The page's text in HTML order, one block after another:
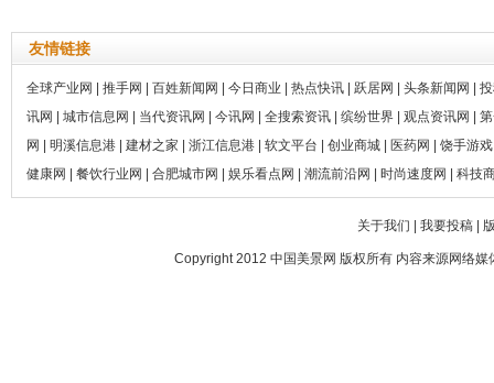
友情链接
全球产业网 推手网 百姓新闻网 今日商业 热点快讯 跃居网 头条新闻网
讯网
城市信息网 当代资讯网 今讯网 全搜索资讯 缤纷世界 观点资讯网
网
明溪信息港 建材之家 浙江信息港 软文平台 创业商城 医药网
饶手游
健康网
餐饮行业网 合肥城市网 娱乐看点网 潮流前沿网 时尚速度网 科技
关于我们 我要投稿|
Copyright 2012 中国美景网 版权所有 内容来源网络